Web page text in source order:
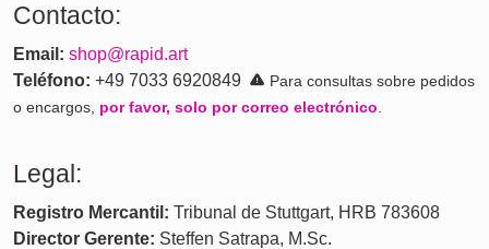
Contacto:
Email: shop@rapid.art
Teléfono: +49 7033 6920849
Para consultas sobre pedidos
o encargos, por favor, solo por correo electrónico
Legal:
Registro Mercantil: Tribunal de Stuttgart, HRB 783608
Director Gerente: Steffen Satrapa, M.Sc.